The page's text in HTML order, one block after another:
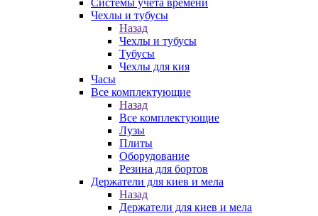
Системы учета времени
Чехлы и тубусы
Назад
Чехлы и тубусы
Тубусы
Чехлы для кия
Часы
Все комплектующие
Назад
Все комплектующие
Лузы
Плиты
Оборудование
Резина для бортов
Держатели для киев и мела
Назад
Держатели для киев и мела